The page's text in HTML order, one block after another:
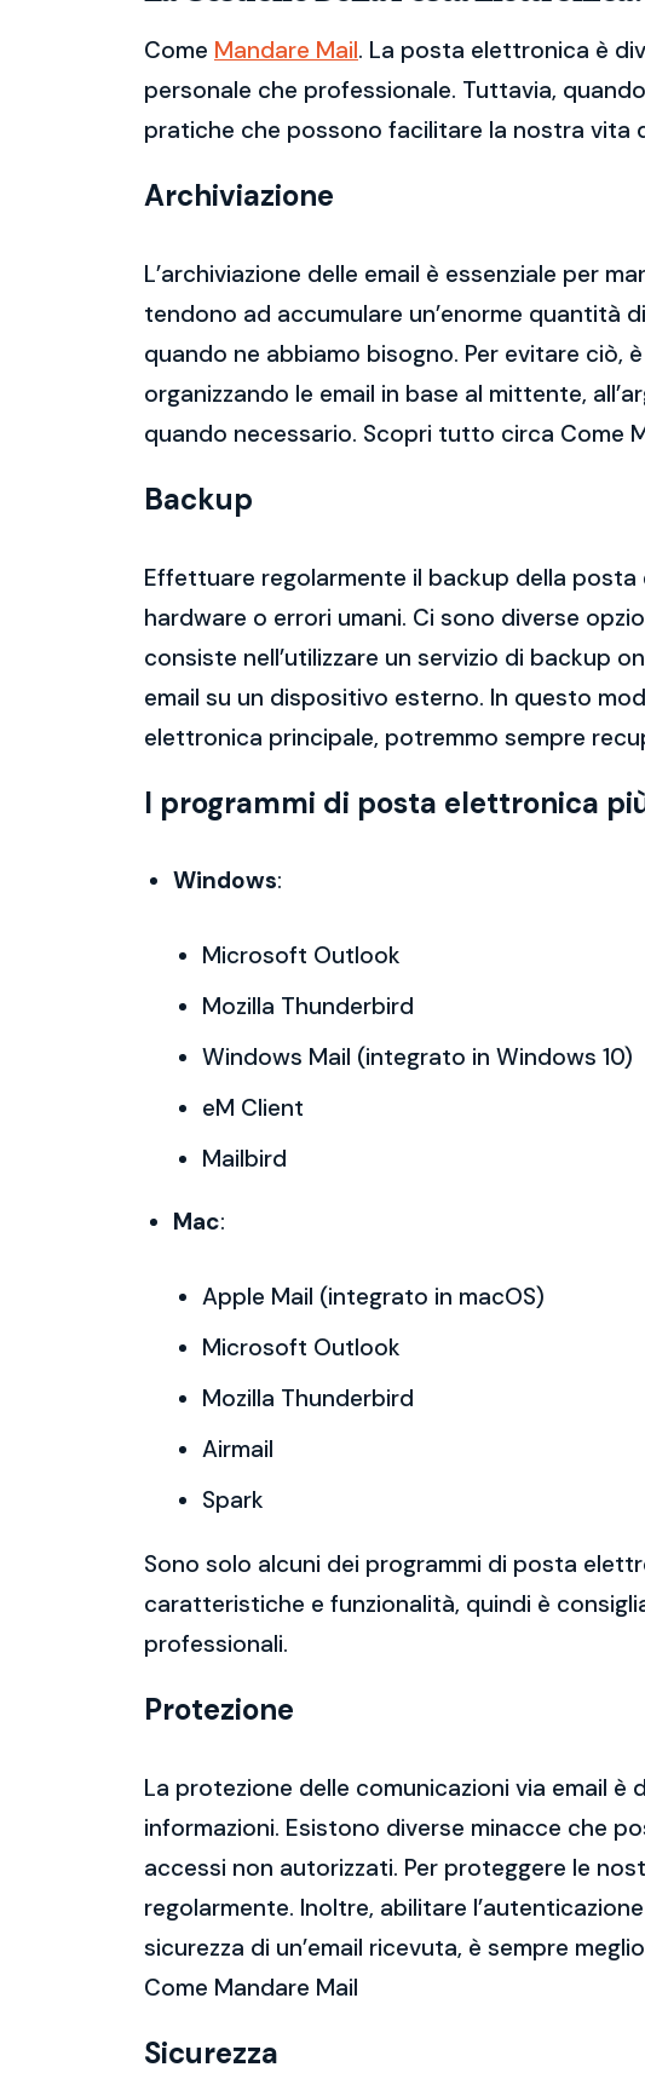
Come Mandare Mail. La posta elettronica è
personale che professionale. Tuttavia,
pratiche che possono facilitare la nostra vita
Archiviazione
L’archiviazione delle email è essenziale per
tendono ad accumulare un’enorme quantità
quando ne abbiamo bisogno. Per evitare
organizzando le email in base al mittente,
quando necessario. Scopri tutto circa Come
Backup
Effettuare regolarmente il backup della
hardware o errori umani. Ci sono diverse
consiste nell’utilizzare un servizio di backup
email su un dispositivo esterno. In questo
elettronica principale, potremmo sempre
I programmi di posta elettronica
Windows:
Microsoft Outlook
Mozilla Thunderbird
Windows Mail (integrato in Windows 10)
eM Client
Mailbird
Mac:
Apple Mail (integrato in macOS)
Microsoft Outlook
Mozilla Thunderbird
Airmail
Spark
Sono solo alcuni dei programmi di posta
caratteristiche e funzionalità, quindi è
professionali.
Protezione
La protezione delle comunicazioni via email
informazioni. Esistono diverse minacce che
accessi non autorizzati. Per proteggere le
regolarmente. Inoltre, abilitare
sicurezza di un’email ricevuta, è sempre
Come Mandare Mail
Sicurezza